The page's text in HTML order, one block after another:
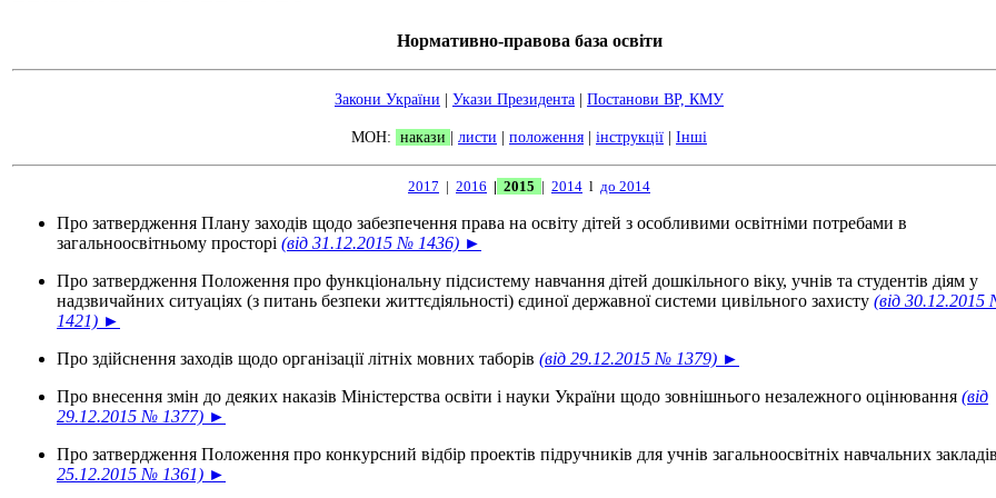
Нормативно-правова база освіти
Закони України Укази Президента Постанови ВР, КМУ
МОН: накази листи положення інструкції Інші
2017 | 2016 | 2015 | 2014 l до 2014
Про затвердження Плану заходів щодо забезпечення права на освіту дітей з особливими освітніми потребами в
загальноосвітньому просторі (від 31.12.2015 № 1436) ►
Про затвердження Положення про функціональну підсистему навчання дітей дошкільного віку, учнів та студентів діям у
надзвичайних ситуаціях (з питань безпеки життєдіяльності) єдиної державної системи цивільного захисту (від 30.12.2015
1421) ►
Про здійснення заходів щодо організації літніх мовних таборів (від 29.12.2015 № 1379) ►
Про внесення змін до деяких наказів Міністерства освіти і науки України щодо зовнішнього незалежного оцінювання (від
29.12.2015 № 1377) ►
Про затвердження Положення про конкурсний відбір проектів підручників для учнів загальноосвітніх навчальних закладів
25.12.2015 № 1361) ►